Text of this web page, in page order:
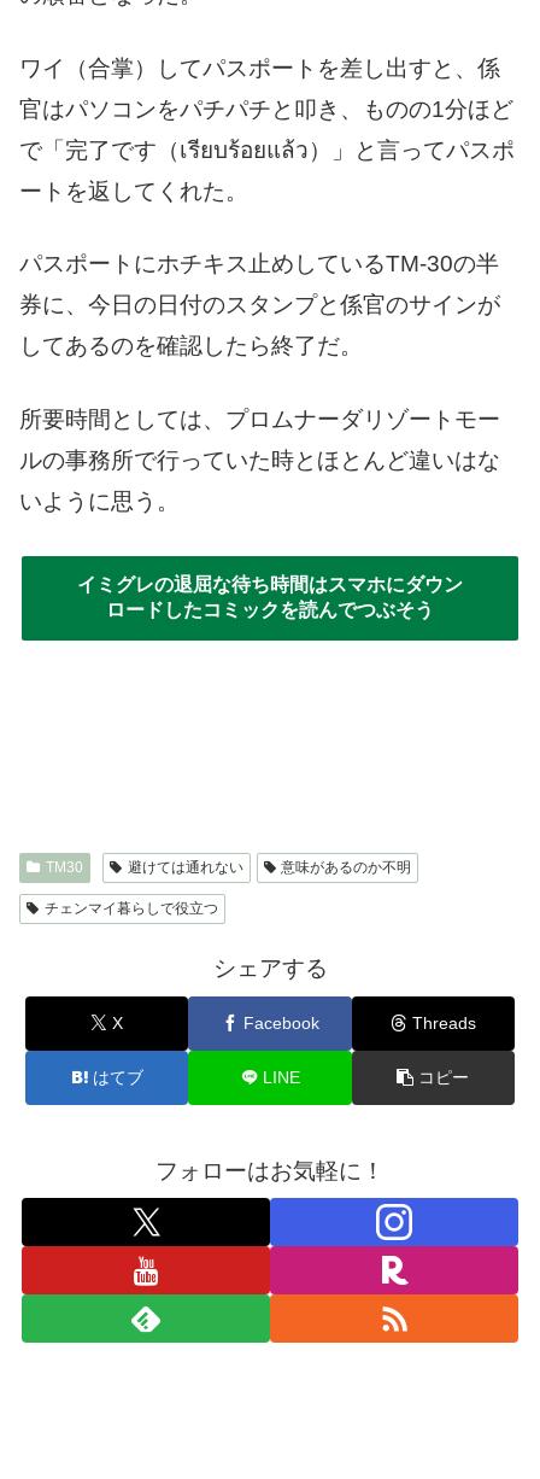
ワイ（合掌）してパスポートを差し出すと、係
官はパソコンをパチパチと叩き、ものの1分ほど
で「完了です（เรียบร้อยแล้ว）」と言ってパスポ
ートを返してくれた。
パスポートにホチキス止めしているTM-30の半
券に、今日の日付のスタンプと係官のサインが
してあるのを確認したら終了だ。
所要時間としては、プロムナーダリゾートモー
ルの事務所で行っていた時とほとんど違いはな
いように思う。
イミグレの退屈な待ち時間はスマホにダウン
ロードしたコミックを読んでつぶそう
TM30 避けては通れない 意味があるのか不明
チェンマイ暮らしで役立つ
シェアする
X Facebook Threads
はてブ LINE コピー
フォローはお気軽に！